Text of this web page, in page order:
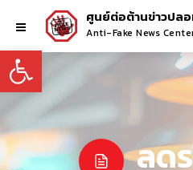
Open toolbar
ศูนย์ต่อต้านข่าวปลอ
Anti-Fake News
ลด